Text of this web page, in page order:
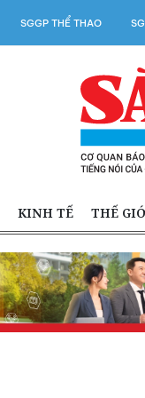
SGGP THỂ THAO
KINH TẾ THẾ